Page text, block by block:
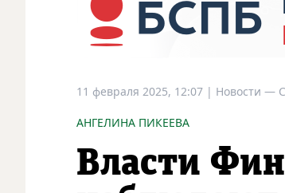
11 февраля 2025, 12:07 | Новости —
АНГЕЛИНА ПИКЕЕВА
Власти